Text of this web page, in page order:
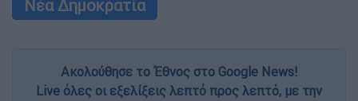
Νέα Δημοκρατία
Ακολούθησε το Έθνος στο Google News!
Live όλες οι εξελίξεις λεπτό προς λεπτό, με την